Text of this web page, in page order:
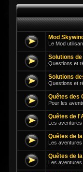
Mod
Le Mod
Solutions
Questions et
Solutions
Questions et
Quêtes des
Pour les
Quêtes de
Les
Quêtes de
Les
Quêtes de
Les